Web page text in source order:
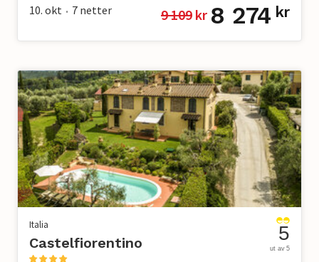
10. okt • 7 netter 9 109 kr 8 274 kr
Italia
Castelfiorentino 5
ut av 5